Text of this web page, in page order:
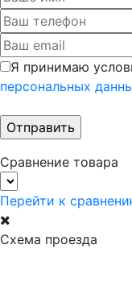
Я принимаю
персональных
Сравнение товара
Перейти к
Схема проезда